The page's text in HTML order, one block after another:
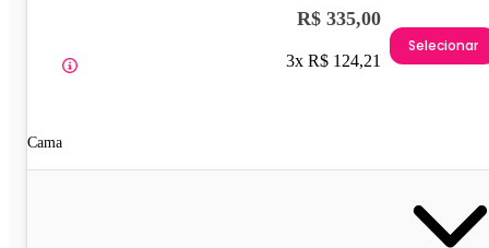
Cama
R$ 335,00
3x R$ 124,21
Selecionar